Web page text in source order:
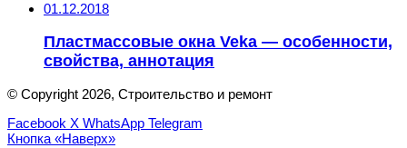
01.12.2018
Пластмассовые окна Veka — особенности,
свойства, аннотация
© Copyright 2026, Строительство и ремонт
Facebook X WhatsApp Telegram
Кнопка «Наверх»